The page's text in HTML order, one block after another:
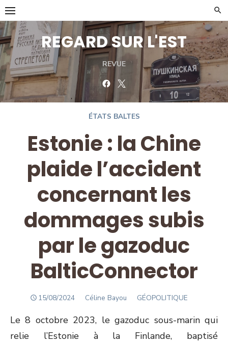
Skip
to
content
REGARD SUR L'EST
REVUE
FacebookTwitter
ÉTATS BALTES
Estonie : la Chine
plaide l’accident
concernant les
dommages subis
par le gazoduc
BalticConnector
POSTED
15/08/2024 Author
Céline Bayou GÉOPOLITIQUE
Le 8 octobre 2023, le gazoduc sous-marin qui
relie l’Estonie à la Finlande, baptisé